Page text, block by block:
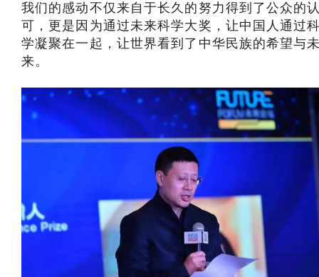
我们的感动不仅来自于长久的努力得到了公众的
可，更是因为通过未来科学大奖，让中国人通过
学凝聚在一起，让世界看到了中华民族的希望与
来。